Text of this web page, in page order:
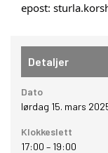
epost:
Detaljer
Dato
lørdag 15. mars
Klokkeslett
17:00 – 19:00